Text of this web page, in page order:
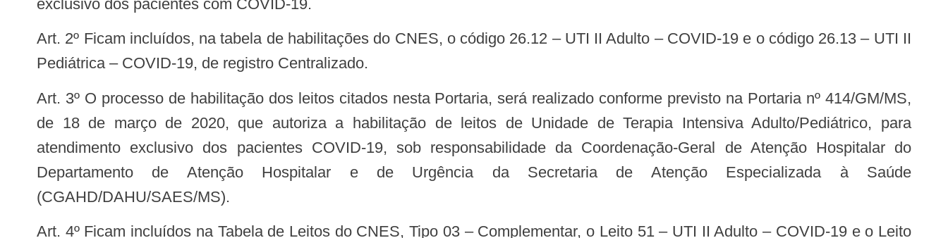
exclusivo dos pacientes com COVID-19.
Art. 2º Ficam incluídos, na tabela de habilitações do CNES, o código 26.12 – UTI II Adulto – COVID-19 e o código 26.13 – UTI II
Pediátrica – COVID-19, de registro Centralizado.
Art. 3º O processo de habilitação dos leitos citados nesta Portaria, será realizado conforme previsto na Portaria nº 414/GM/MS,
de 18 de março de 2020, que autoriza a habilitação de leitos de Unidade de Terapia Intensiva Adulto/Pediátrico, para
atendimento exclusivo dos pacientes COVID-19, sob responsabilidade da Coordenação-Geral de Atenção Hospitalar do
Departamento de Atenção Hospitalar e de Urgência da Secretaria de Atenção Especializada à Saúde
(CGAHD/DAHU/SAES/MS).
Art. 4º Ficam incluídos na Tabela de Leitos do CNES, Tipo 03 – Complementar, o Leito 51 – UTI II Adulto – COVID-19 e o Leito